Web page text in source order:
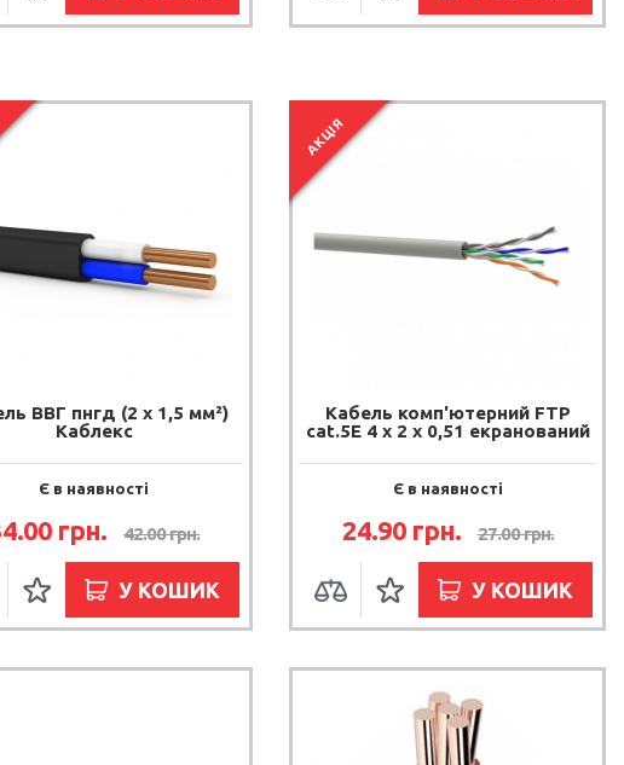
ВВГ пнгд (2 х 1,5 мм²)
Каблекс
Є в наявності
грн. 42.00 грн.
У КОШИК
АКЦІЯ
Кабель комп'ютерний FTP
cat.5E 4 х 2 х 0,51 екранований
Є в наявності
24.90 грн. 27.00 грн.
У КОШИК